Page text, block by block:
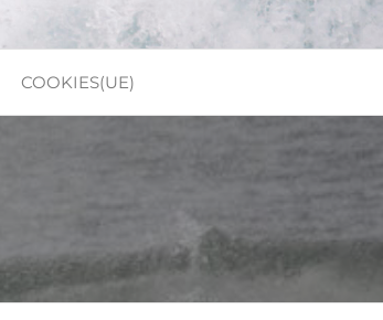
COOKIES(UE)